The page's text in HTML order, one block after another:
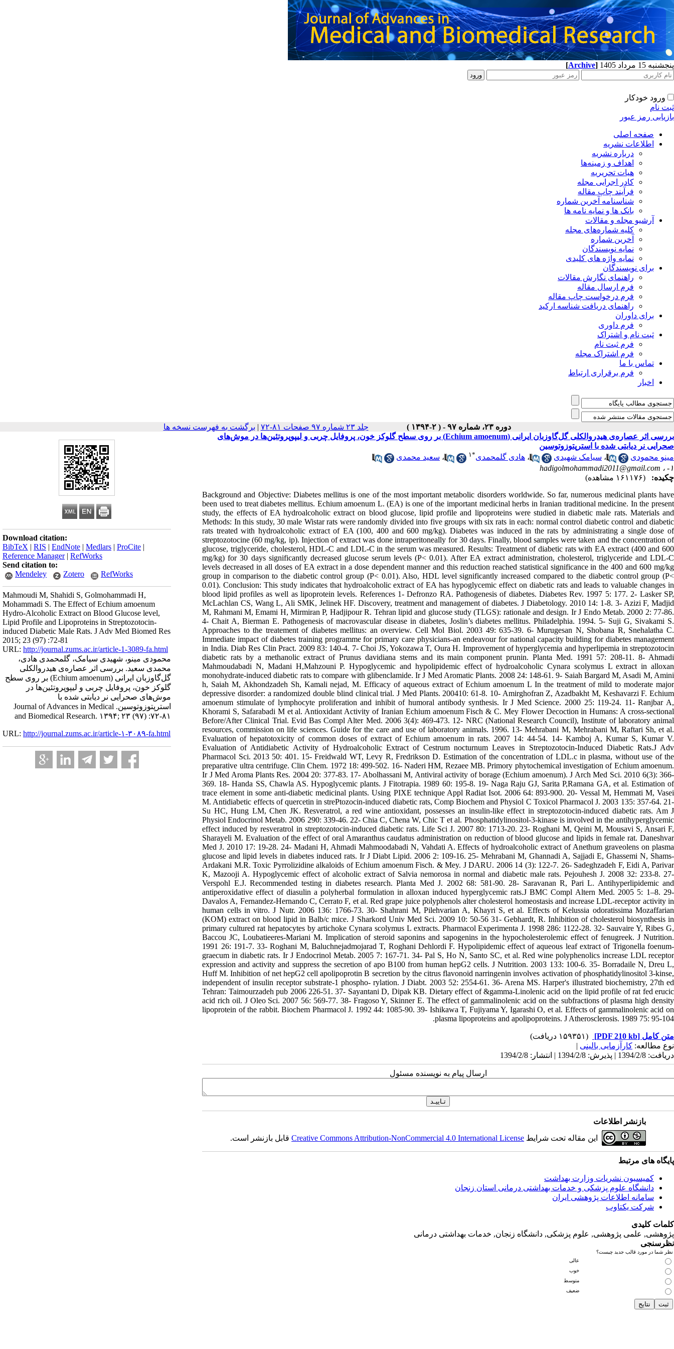
پنجشنبه 15 مرداد 1405 [Archive]
ورود خودکار
ثبت نام
بازیابی رمز عبور
صفحه اصلی
اطلاعات نشریه
درباره نشریه
اهداف و زمینه‌ها
هیات تحریریه
کادر اجرایی مجله
فرآیند چاپ مقاله
شناسنامه آخرین شماره
بانک ها و نمایه نامه ها
آرشیو مجله و مقالات
کلیه شماره‌های مجله
آخرین شماره
نمایه نویسندگان
نمایه واژه های کلیدی
برای نویسندگان
راهنمای نگارش مقالات
فرم ارسال مقاله
فرم درخواست چاپ مقاله
راهنمای دریافت شناسه ارکید
برای داوران
فرم داوری
ثبت نام و اشتراک
فرم ثبت نام
فرم اشتراک مجله
تماس با ما
فرم برقراری ارتباط
اخبار
دوره ۲۳، شماره ۹۷ - ( ۲-۱۳۹۴ ) جلد ۲۳ شماره ۹۷ صفحات ۸۱-۷۲ | برگشت به فهرست نسخه ها
Download citation:
BibTeX | RIS | EndNote | Medlars | ProCite |
Reference Manager| RefWorks
Send citation to:
Mendeley
Zotero RefWorks
Mahmoudi M, Shahidi S, Golmohammadi H,
Mohammadi S. The Effect of Echium amoenum
Hydro-Alcoholic Extract on Blood Glucose level,
Lipid Profile and Lipoproteins in Streptozotocin-
induced Diabetic Male Rats. J Adv Med Biomed Res
2015; 23 (97) :72-81
URL: http://journal.zums.ac.ir/article-1-3089-fa.html
محمودی مینو، شهیدی سیامک، گلمحمدی هادی،
محمدی سعید. بررسی اثر عصاره‌ی هیدروالکلی
گل‌گاوزبان ایرانی (Echium amoenum) بر روی سطح
گلوکز خون، پروفایل چربی و لیپوپروتئین‌ها در
موش‌های صحرایی نر دیابتی شده با
استرپتوزوتوسین. Journal of Advances in Medical
and Biomedical Research. ۱۳۹۴; ۲۳ (۹۷) :۷۲-۸۱
URL: http://journal.zums.ac.ir/article-۱-۳۰۸۹-fa.html
بررسی اثر عصاره‌ی هیدروالکلی گل‌گاوزبان ایرانی (Echium amoenum) بر روی سطح گلوکز خون، پروفایل چربی و لیپوپروتئین‌ها در موش‌های
صحرایی نر دیابتی شده با استرپتوزوتوسین
مینو محمودی
، سیامک شهیدی ، هادی گلمحمدی*۱ ، سعید محمدی
۱- ،
hadigolmohammadi2011@gmail.com
چکیده:
(۱۶۱۱۷۶ مشاهده)
Background and Objective: Diabetes mellitus is one of the most important metabolic disorders worldwide. So far, numerous medicinal plants have
been used to treat diabetes mellitus. Echium amoenum L. (EA) is one of the important medicinal herbs in Iranian traditional medicine. In the present
study, the effects of EA hydroalcoholic extract on blood glucose, lipid profile and lipoproteins were studied in diabetic male rats. Materials and
Methods: In this study, 30 male Wistar rats were randomly divided into five groups with six rats in each: normal control diabetic control and diabetic
rats treated with hydroalcoholic extract of EA (100, 400 and 600 mg/kg). Diabetes was induced in the rats by administrating a single dose of
streptozotocine (60 mg/kg, ip). Injection of extract was done intraperitoneally for 30 days. Finally, blood samples were taken and the concentration of
glucose, triglyceride, cholesterol, HDL-C and LDL-C in the serum was measured. Results: Treatment of diabetic rats with EA extract (400 and 600
mg/kg) for 30 days significantly decreased glucose serum levels (P< 0.01). After EA extract administration, cholesterol, triglyceride and LDL-C
levels decreased in all doses of EA extract in a dose dependent manner and this reduction reached statistical significance in the 400 and 600 mg/kg
group in comparison to the diabetic control group (P< 0.01). Also, HDL level significantly increased compared to the diabetic control group (P<
0.01). Conclusion: This study indicates that hydroalcoholic extract of EA has hypoglycemic effect on diabetic rats and leads to valuable changes in
blood lipid profiles as well as lipoprotein levels. References 1- Defronzo RA. Pathogenesis of diabetes. Diabetes Rev. 1997 5: 177. 2- Lasker SP,
McLachlan CS, Wang L, Ali SMK, Jelinek HF. Discovery, treatment and management of diabetes. J Diabetology. 2010 14: 1-8. 3- Azizi F, Madjid
M, Rahmani M, Emami H, Mirmiran P, Hadjipour R. Tehran lipid and glucose study (TLGS): rationale and design. Ir J Endo Metab. 2000 2: 77-86.
4- Chait A, Bierman E. Pathogenesis of macrovascular disease in diabetes, Joslin’s diabetes mellitus. Philadelphia. 1994. 5- Suji G, Sivakami S.
Approaches to the treatement of diabetes mellitus: an overview. Cell Mol Biol. 2003 49: 635-39. 6- Murugesan N, Shobana R, Snehalatha C.
Immediate impact of diabetes training programme for primary care physicians-an endeavour for national capacity building for diabetes management
in India. Diab Res Clin Pract. 2009 83: 140-4. 7- Choi JS, Yokozawa T, Oura H. Improvement of hyperglycemia and hyperlipemia in streptozotocin
diabetic rats by a methanolic extract of Prunus davidiana stems and its main component prunin. Planta Med. 1991 57: 208-11. 8- Ahmadi
Mahmoudabadi N, Madani H,Mahzouni P. Hypoglycemic and hypolipidemic effect of hydroalcoholic Cynara scolymus L extract in alloxan
monohydrate-induced diabetic rats to compare with glibenclamide. Ir J Med Aromatic Plants. 2008 24: 148-61. 9- Saiah Bargard M, Asadi M, Amini
h, Saiah M, Akhondzadeh Sh, Kamali nejad, M. Efficacy of aqueous extract of Echium amoenum L In the treatment of mild to moderate major
depressive disorder: a randomized double blind clinical trial. J Med Plants. 200410: 61-8. 10- Amirghofran Z, Azadbakht M, Keshavarzi F. Echium
amoenum stimulate of lymphocyte proliferation and inhibit of humoral antibody synthesis. Ir J Med Science. 2000 25: 119-24. 11- Ranjbar A,
Khorami S, Safarabadi M et al. Antioxidant Activity of Iranian Echium amoenum Fisch & C. Mey Flower Decoction in Humans: A cross-sectional
Before/After Clinical Trial. Evid Bas Compl Alter Med. 2006 3(4): 469-473. 12- NRC (National Research Council), Institute of laboratory animal
resources, commission on life sciences. Guide for the care and use of laboratory animals. 1996. 13- Mehrabani M, Mehrabani M, Raftari Sh, et al.
Evaluation of hepatotoxicity of common doses of extract of Echium amoenum in rats. 2007 14: 44-54. 14- Kamboj A, Kumar S, Kumar V.
Evaluation of Antidiabetic Activity of Hydroalcoholic Extract of Cestrum nocturnum Leaves in Streptozotocin-Induced Diabetic Rats.J Adv
Pharmacol Sci. 2013 50: 401. 15- Freidwald WT, Levy R, Fredrikson D. Estimation of the concentration of LDL.c in plasma, without use of the
preparative ultra centrifuge. Clin Chem. 1972 18: 499-502. 16- Naderi HM, Rezaee MB. Primory phytochemical investigation of Echium amoenum.
Ir J Med Aroma Plants Res. 2004 20: 377-83. 17- Abolhassani M, Antiviral activity of borage (Echium amoenum). J Arch Med Sci. 2010 6(3): 366-
369. 18- Handa SS, Chawla AS. Hypoglycemic plants. J Fitotrapia. 1989 60: 195-8. 19- Naga Raju GJ, Sarita P,Ramana GA, et al. Estimation of
trace element in some anti-diabetic medicinal plants. Using PIXE technique Appl Radiat Isot. 2006 64: 893-900. 20- Vessal M, Hemmati M, Vasei
M. Antidiabetic effects of quercetin in strePtozocin-induced diabetic rats, Comp Biochem and Physiol C Toxicol Pharmacol J. 2003 135: 357-64. 21-
Su HC, Hung LM, Chen JK. Resveratrol, a red wine antioxidant, possesses an insulin-like effect in streptozotocin-induced diabetic rats. Am J
Physiol Endocrinol Metab. 2006 290: 339-46. 22- Chia C, Chena W, Chic T et al. Phosphatidylinositol-3-kinase is involved in the antihyperglycemic
effect induced by resveratrol in streptozotocin-induced diabetic rats. Life Sci J. 2007 80: 1713-20. 23- Roghani M, Qeini M, Mousavi S, Ansari F,
Sharayeli M. Evaluation of the effect of oral Amaranthus caudatus administration on reduction of blood glucose and lipids in female rat. Daneshvar
Med J. 2010 17: 19-28. 24- Madani H, Ahmadi Mahmoodabadi N, Vahdati A. Effects of hydroalcoholic extract of Anethum graveolens on plasma
glucose and lipid levels in diabetes induced rats. Ir J Diabt Lipid. 2006 2: 109-16. 25- Mehrabani M, Ghannadi A, Sajjadi E, Ghassemi N, Shams-
Ardakani M.R. Toxic Pyrrolizidine alkaloids of Echium amoenum Fisch. & Mey. J DARU. 2006 14 (3): 122-7. 26- Sadeghzadeh F, Eidi A, Parivar
K, Mazooji A. Hypoglycemic effect of alcoholic extract of Salvia nemorosa in normal and diabetic male rats. Pejouhesh J. 2008 32: 233-8. 27-
Verspohl E.J. Recommended testing in diabetes research. Planta Med J. 2002 68: 581-90. 28- Saravanan R, Pari L. Antihyperlipidemic and
antiperoxidative effect of diasulin a polyherbal formulation in alloxan induced hyperglycemic rats.J BMC Compl Altern Med. 2005 5: 1–8. 29-
Davalos A, Fernandez-Hernando C, Cerrato F, et al. Red grape juice polyphenols alter cholesterol homeostasis and increase LDL-receptor activity in
human cells in vitro. J Nutr. 2006 136: 1766-73. 30- Shahrani M, Pilehvarian A, Khayri S, et al. Effects of Kelussia odoratissima Mozaffarian
(KOM) extract on blood lipid in Balb/c mice. J Sharkord Univ Med Sci. 2009 10: 50-56 31- Gebhardt, R. Inhibition of cholesterol biosynthesis in
primary cultured rat hepatocytes by artichoke Cynara scolymus L extracts. Pharmacol Experimenta J. 1998 286: 1122-28. 32- Sauvaire Y, Ribes G,
Baccou JC, Loubatieeres-Mariani M. Implication of steroid saponins and sapogenins in the hypocholesterolemic effect of fenugreek. J Nutrition.
1991 26: 191-7. 33- Roghani M, Baluchnejadmojarad T, Roghani Dehlordi F. Hypolipidemic effect of aqueous leaf extract of Trigonella foenum-
graecum in diabetic rats. Ir J Endocrinol Metab. 2005 7: 167-71. 34- Pal S, Ho N, Santo SC, et al. Red wine polyphenolics increase LDL receptor
expression and activity and suppress the secretion of apo B100 from human hepG2 cells. J Nutrition. 2003 133: 100-6. 35- Borradaile N, Dreu L,
Huff M. Inhibition of net hepG2 cell apolipoprotin B secretion by the citrus flavonoid narringenin involves activation of phosphatidylinositol 3-kinse,
independent of insulin receptor substrate-1 phospho- rylation. J Diabt. 2003 52: 2554-61. 36- Arena MS. Harper's illustrated biochemistry, 27th ed
Tehran: Taimourzadeh pub 2006 226-51. 37- Sayantani D, Dipak KB. Dietary effect of &gamma-Linolenic acid on the lipid profile of rat fed erucic
acid rich oil. J Oleo Sci. 2007 56: 569-77. 38- Fragoso Y, Skinner E. The effect of gammalinolenic acid on the subfractions of plasma high density
lipoprotein of the rabbit. Biochem Pharmacol J. 1992 44: 1085-90. 39- Ishikawa T, Fujiyama Y, Igarashi O, et al. Effects of gammalinolenic acid on
plasma lipoproteins and apolipoproteins. J Atherosclerosis. 1989 75: 95-104.
متن کامل [PDF 210 kb]
(۱۵۹۳۵۱ دریافت)
نوع مطالعه: کارآزمایی بالینی |
دریافت: 1394/2/8 | پذیرش: 1394/2/8 | انتشار: 1394/2/8
ارسال پیام به نویسنده مسئول
بازنشر اطلاعات
این مقاله تحت شرایط Creative Commons Attribution-NonCommercial 4.0 International Licenseقابل بازنشر است.
پایگاه های مرتبط
کمیسیون نشریات وزارت بهداشت
دانشگاه‌ علوم‌ پزشکی‌ و خدمات‌ بهداشتی‌ درمانی‌ استان‌ زنجان
سامانه اطلاعات پژوهشی ایران
شرکت یکتاوب
کلمات کلیدی
پژوهشی, علمی پژوهشی, علوم‌ پزشکی‌, دانشگاه زنجان, خدمات‌ بهداشتی‌ درمانی‌
نظرسنجی
نظر شما در مورد قالب جدید چیست؟
عالی
خوب
متوسط
ضعیف